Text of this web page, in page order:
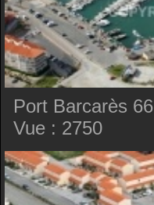
Port Barcarès 66
Vue : 2750